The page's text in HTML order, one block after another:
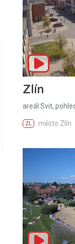
Zlín
areál Svit,
ZL město Zlín